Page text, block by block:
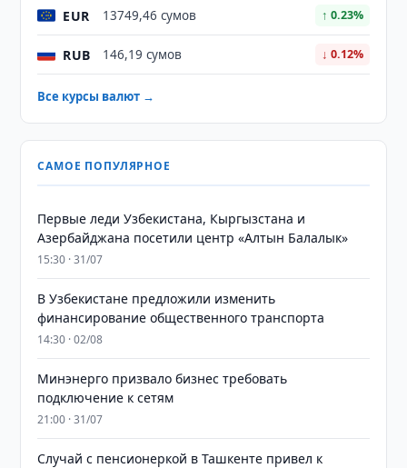
EUR 13749,46 сумов ↑ 0.23%
RUB 146,19 сумов ↓ 0.12%
Все курсы валют →
САМОЕ ПОПУЛЯРНОЕ
Первые леди Узбекистана, Кыргызстана и
Азербайджана посетили центр «Алтын Балалык»
15:30 · 31/07
В Узбекистане предложили изменить
финансирование общественного транспорта
14:30 · 02/08
Минэнерго призвало бизнес требовать
подключение к сетям
21:00 · 31/07
Случай с пенсионеркой в Ташкенте привел к